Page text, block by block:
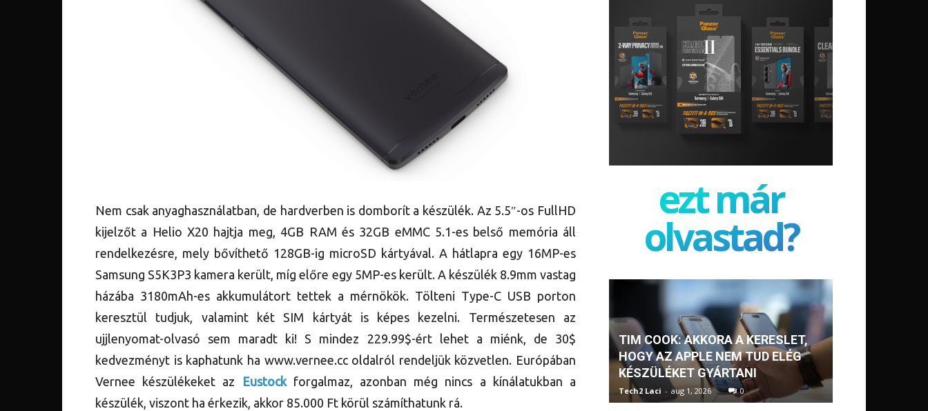
Nem csak anyaghasználatban, de hardverben is domborít a készülék. Az 5.5″-os FullHD
kijelzőt a Helio X20 hajtja meg, 4GB RAM és 32GB eMMC 5.1-es belső memória áll
rendelkezésre, mely bővíthető 128GB-ig microSD kártyával. A hátlapra egy 16MP-es
Samsung S5K3P3 kamera került, míg előre egy 5MP-es került. A készülék 8.9mm vastag
házába 3180mAh-es akkumulátort tettek a mérnökök. Tölteni Type-C USB porton
keresztül tudjuk, valamint két SIM kártyát is képes kezelni. Természetesen az
ujjlenyomat-olvasó sem maradt ki! S mindez 229.99$-ért lehet a miénk, de 30$
kedvezményt is kaphatunk ha www.vernee.cc oldalról rendeljük közvetlen. Európában
Vernee készülékeket az
Eustock forgalmaz, azonban még nincs a kínálatukban a
készülék, viszont ha érkezik, akkor 85.000 Ft körül számíthatunk rá.
ezt már
olvastad?
TIM COOK: AKKORA A KERESLET,
HOGY AZ APPLE NEM TUD ELÉG
KÉSZÜLÉKET GYÁRTANI
Tech2 Laci - aug 1, 2026 0